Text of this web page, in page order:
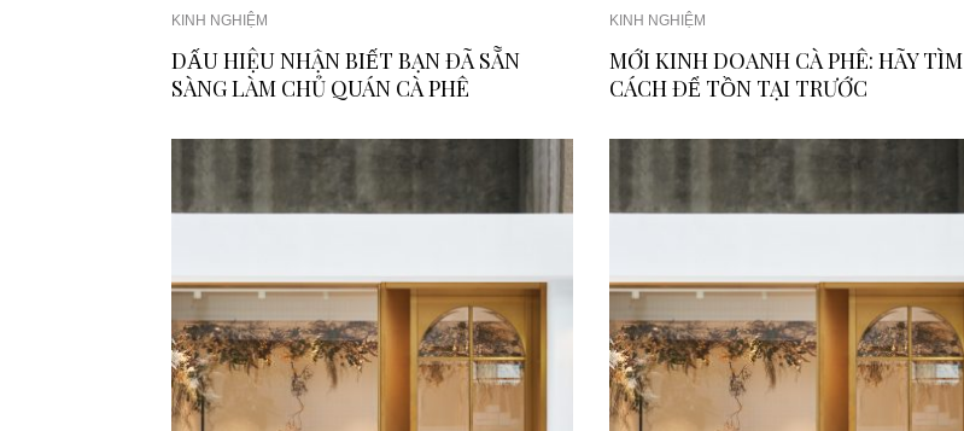
KINH NGHIỆM
DẤU HIỆU NHẬN BIẾT BẠN ĐÃ SẴN
SÀNG LÀM CHỦ QUÁN CÀ PHÊ
KINH NGHIỆM
MỚI KINH DOANH CÀ PHÊ: HÃY TÌM
CÁCH ĐỂ TỒN TẠI TRƯỚC